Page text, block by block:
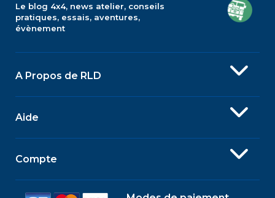
Le blog 4x4, news atelier, conseils
pratiques, essais, aventures,
évènement
A Propos de RLD
Aide
Compte